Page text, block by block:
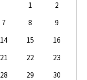
1
2
7 8
9
14 15
16
21 22
23
28 29 30